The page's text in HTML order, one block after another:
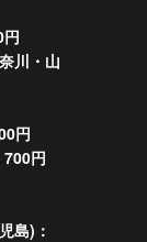
川・山
円
円
島)：